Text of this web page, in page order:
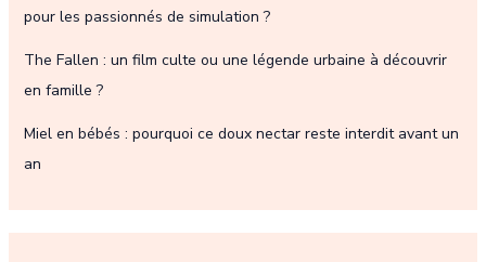
pour les passionnés de simulation ?
The Fallen : un film culte ou une légende urbaine à découvrir
en famille ?
Miel en bébés : pourquoi ce doux nectar reste interdit avant un
an